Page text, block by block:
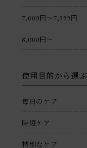
7,000円〜7,999円
8,000円〜
使用目的から選ぶ
毎日のケア
時短ケア
特別なケア